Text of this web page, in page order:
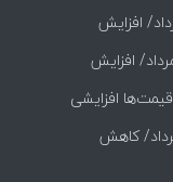
و سکه امروز شنبه 17مرداد/ افزایش
طلای 18عیار امروز شنبه 17مرداد/ افزایش
و سکه امروز جمعه ۱۶ مرداد/ کاهش